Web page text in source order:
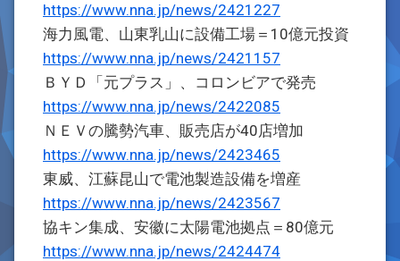
https://www.nna.jp/news/2421227
海力風電、山東乳山に設備工場＝10億元投資
https://www.nna.jp/news/2421157
ＢＹＤ「元プラス」、コロンビアで発売
https://www.nna.jp/news/2422085
ＮＥＶの騰勢汽車、販売店が40店増加
https://www.nna.jp/news/2423465
東威、江蘇昆山で電池製造設備を増産
https://www.nna.jp/news/2423567
協キン集成、安徽に太陽電池拠点＝80億元
https://www.nna.jp/news/2424474